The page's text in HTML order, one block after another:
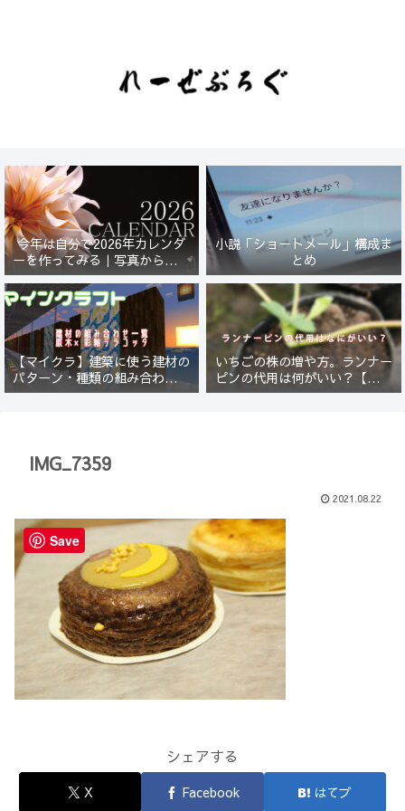
今年は自分で2026年カレンダ
ーを作ってみる｜写真から始ま
る小さなプロジェクト【一灯
花】
小説「ショートメール」構成ま
とめ
【マイクラ】建築に使う建材の
パターン・種類の組み合わせ一
覧！原木×彩釉テラコッタ編
いちごの株の増や方。ランナー
ピンの代用は何がいい？【５年
放置したイチゴは復活するの
IMG_7359
2021.08.22
シェアする
X Facebook はてブ
Save